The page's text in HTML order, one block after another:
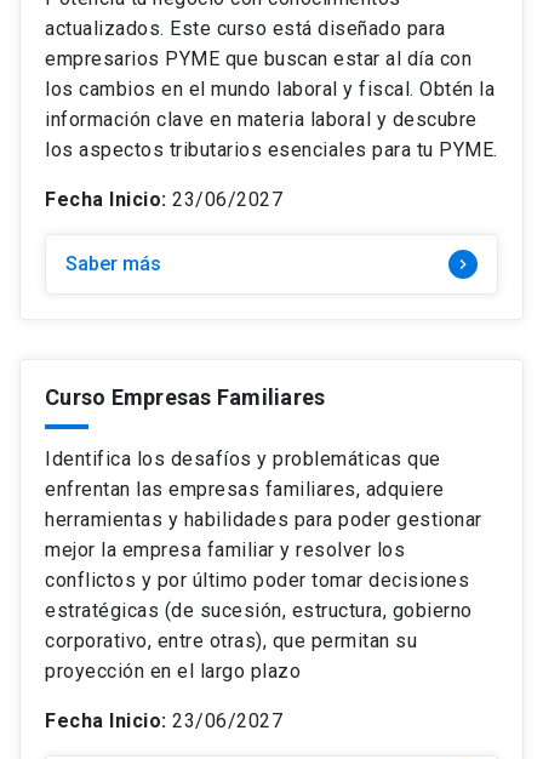
actualizados. Este curso está diseñado para
empresarios PYME que buscan estar al día con
los cambios en el mundo laboral y fiscal. Obtén la
información clave en materia laboral y descubre
los aspectos tributarios esenciales para tu PYME.
Fecha Inicio: 23/06/2027
Saber más keyboard_arrow_right
Curso Empresas Familiares
Identifica los desafíos y problemáticas que
enfrentan las empresas familiares, adquiere
herramientas y habilidades para poder gestionar
mejor la empresa familiar y resolver los
conflictos y por último poder tomar decisiones
estratégicas (de sucesión, estructura, gobierno
corporativo, entre otras), que permitan su
proyección en el largo plazo
Fecha Inicio: 23/06/2027